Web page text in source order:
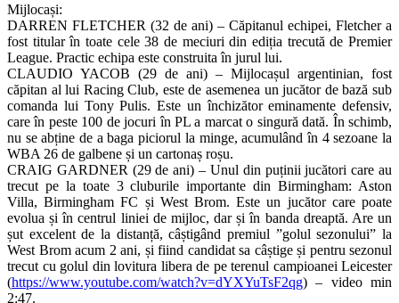
Mijlocași:
DARREN FLETCHER (32 de ani) – Căpitanul echipei, Fletcher a
fost titular în toate cele 38 de meciuri din ediția trecută de Premier
League. Practic echipa este construita în jurul lui.
CLAUDIO YACOB (29 de ani) – Mijlocașul argentinian, fost
căpitan al lui Racing Club, este de asemenea un jucător de bază sub
comanda lui Tony Pulis. Este un închizător eminamente defensiv,
care în peste 100 de jocuri în PL a marcat o singură dată. În schimb,
nu se abține de a baga piciorul la minge, acumulând în 4 sezoane la
WBA 26 de galbene și un cartonaș roșu.
CRAIG GARDNER (29 de ani) – Unul din puținii jucători care au
trecut pe la toate 3 cluburile importante din Birmingham: Aston
Villa, Birmingham FC și West Brom. Este un jucător care poate
evolua și în centrul liniei de mijloc, dar și în banda dreaptă. Are un
șut excelent de la distanță, câștigând premiul ”golul sezonului” la
West Brom acum 2 ani, și fiind candidat sa câștige și pentru sezonul
trecut cu golul din lovitura libera de pe terenul campioanei Leicester
(https://www.youtube.com/watch?v=dYXYuTsF2qg) – video min
2:47.